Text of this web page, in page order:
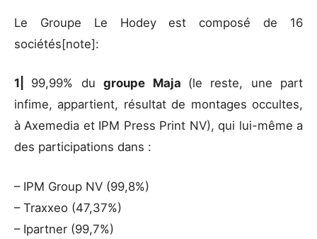
Le Groupe Le Hodey est composé de 16
sociétés[note]:
1| 99,99% dugroupe Maja (le reste, une part
infime, appartient, résultat de montages occultes,
à Axemedia et IPM Press Print NV), qui lui-même a
des participations dans :
– IPM Group NV (99,8%)
– Traxxeo (47,37%)
– Ipartner (99,7%)